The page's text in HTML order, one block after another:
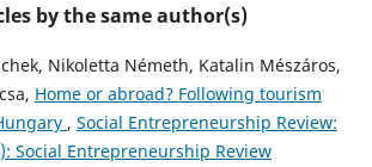
by the same author(s)
Nikoletta Németh, Katalin Mészáros,
Home or abroad? Following tourism
, Social Entrepreneurship Review:
Social Entrepreneurship Review